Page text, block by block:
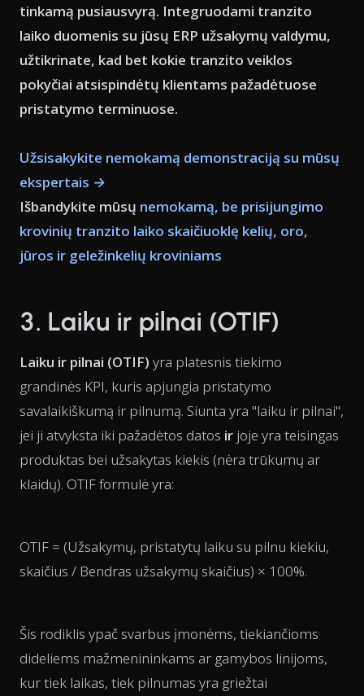
tinkamą pusiausvyrą. Integruodami tranzito
laiko duomenis su jūsų ERP užsakymų valdymu,
užtikrinate, kad bet kokie tranzito veiklos
pokyčiai atsispindėtų klientams pažadėtuose
pristatymo terminuose.
Užsisakykite nemokamą demonstraciją su mūsų
ekspertais →
Išbandykite mūsų nemokamą, be prisijungimo
krovinių tranzito laiko skaičiuoklę kelių, oro,
jūros ir geležinkelių kroviniams
3. Laiku ir pilnai (OTIF)
Laiku ir pilnai (OTIF) yra platesnis tiekimo
grandinės KPI, kuris apjungia pristatymo
savalaikiškumą ir pilnumą. Siunta yra "laiku ir pilnai",
jei ji atvyksta iki pažadėtos datos ir joje yra teisingas
produktas bei užsakytas kiekis (nėra trūkumų ar
klaidų). OTIF formulė yra:
OTIF = (Užsakymų, pristatytų laiku su pilnu kiekiu,
skaičius / Bendras užsakymų skaičius) × 100%.
Šis rodiklis ypač svarbus įmonėms, tiekiančioms
dideliems mažmenininkams ar gamybos linijoms,
kur tiek laikas, tiek pilnumas yra griežtai